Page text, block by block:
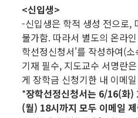
<신입생>
-신입생은 학적 생성 전으로,
불가함. 따라서 별도의 온라
학선정신청서'를 작성하여(
기재 필수, 지도교수 서명란
게 장학금 신청기한 내 이메
*장학선정신청서는 6/16(화
(월) 18시까지 모두 이메일